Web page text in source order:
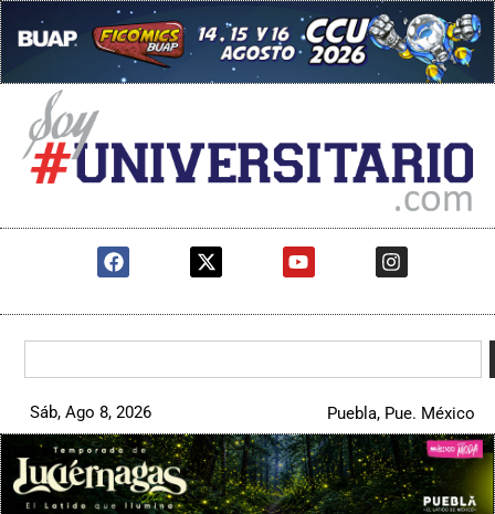
Sáb, Ago 8, 2026 Puebla, Pue. México